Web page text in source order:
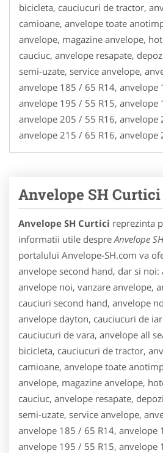
bicicleta, cauciucuri de tractor,
camioane, anvelope toate
anvelope, magazine anvelope,
cauciuc, anvelope resapate,
semi-uzate, service anvelope,
anvelope 185 / 65 R14, anvelope
anvelope 195 / 55 R15, anvelope
anvelope 205 / 55 R16, anvelope
anvelope 215 / 65 R16, anvelope
Anvelope SH Curtici
Anvelope SH Curtici reprezinta
informatii utile despre Anvelope
portalului Anvelope-SH.com va
anvelope second hand, dar si noi:
anvelope noi, vanzare anvelope,
cauciuri second hand, anvelope
anvelope dayton, cauciucuri de
cauciucuri de vara, anvelope all
bicicleta, cauciucuri de tractor,
camioane, anvelope toate
anvelope, magazine anvelope,
cauciuc, anvelope resapate,
semi-uzate, service anvelope,
anvelope 185 / 65 R14, anvelope
anvelope 195 / 55 R15, anvelope